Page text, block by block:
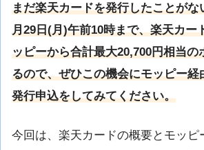
まだ楽天カードを発行したことがな
月29日(月)午前10時まで、楽天カー
ッピーから合計最大20,700円相当の
るので、ぜひこの機会にモッピー経
発行申込をしてみてください。
今回は、楽天カードの概要とモッピ